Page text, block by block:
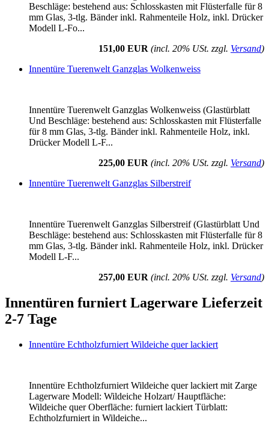
Beschläge: bestehend aus: Schlosskasten mit Flüsterfalle für 8
mm Glas, 3-tlg. Bänder inkl. Rahmenteile Holz, inkl. Drücker
Modell L-Fo...
151,00 EUR (incl. 20% USt. zzgl. Versand)
Innentüre Tuerenwelt Ganzglas Wolkenweiss
Innentüre Tuerenwelt Ganzglas Wolkenweiss (Glastürblatt
Und Beschläge: bestehend aus: Schlosskasten mit Flüsterfalle
für 8 mm Glas, 3-tlg. Bänder inkl. Rahmenteile Holz, inkl.
Drücker Modell L-F...
225,00 EUR (incl. 20% USt. zzgl. Versand)
Innentüre Tuerenwelt Ganzglas Silberstreif
Innentüre Tuerenwelt Ganzglas Silberstreif (Glastürblatt Und
Beschläge: bestehend aus: Schlosskasten mit Flüsterfalle für 8
mm Glas, 3-tlg. Bänder inkl. Rahmenteile Holz, inkl. Drücker
Modell L-F...
257,00 EUR (incl. 20% USt. zzgl. Versand)
Innentüren furniert Lagerware Lieferzeit
2-7 Tage
Innentüre Echtholzfurniert Wildeiche quer lackiert
Innentüre Echtholzfurniert Wildeiche quer lackiert mit Zarge
Lagerware Modell: Wildeiche Holzart/ Hauptfläche:
Wildeiche quer Oberfläche: furniert lackiert Türblatt:
Echtholzfurniert in Wildeiche...